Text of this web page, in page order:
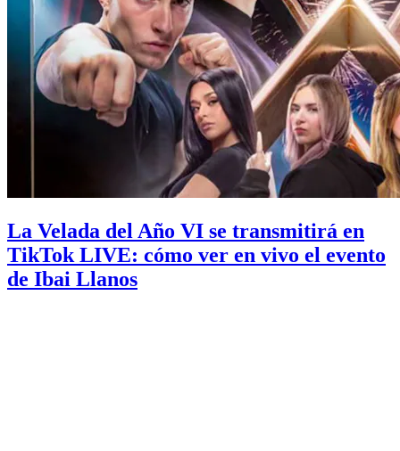
La Velada del Año VI se transmitirá en
TikTok LIVE: cómo ver en vivo el evento
de Ibai Llanos